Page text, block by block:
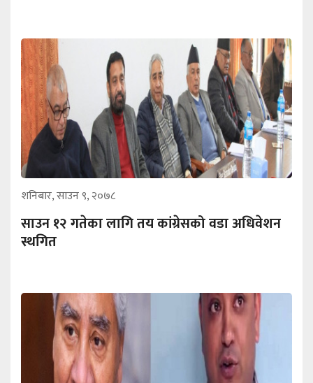
शनिबार, साउन ९, २०७८
साउन १२ गतेका लागि तय कांग्रेसको वडा अधिवेशन
स्थगित